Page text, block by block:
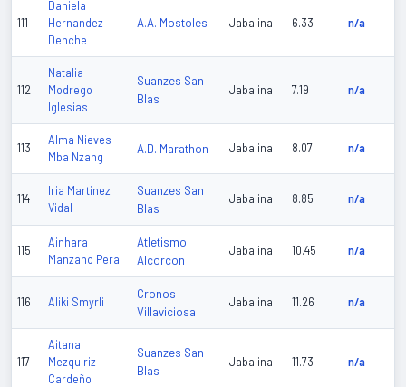
111
Daniela
Hernandez
Denche
A.A. Mostoles Jabalina 6.33 n/a
112
Natalia
Modrego
Iglesias
Suanzes San
Blas
Jabalina 7.19 n/a
113
Alma Nieves
Mba Nzang
A.D. Marathon Jabalina 8.07 n/a
114
Iria Martinez
Vidal
Suanzes San
Blas
Jabalina 8.85 n/a
115
Ainhara
Manzano Peral
Atletismo
Alcorcon
Jabalina 10.45 n/a
116 Aliki Smyrli
Cronos
Villaviciosa
Jabalina 11.26 n/a
117
Aitana
Mezquiriz
Cardeño
Suanzes San
Blas
Jabalina 11.73 n/a